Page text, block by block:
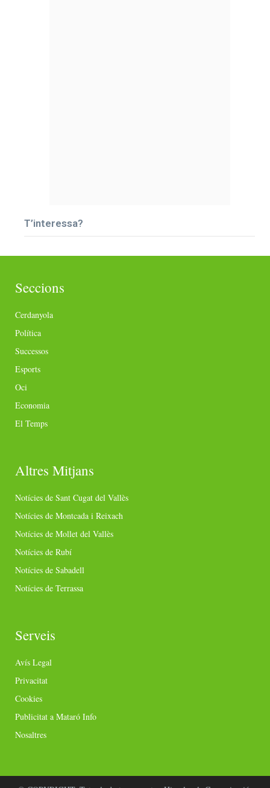
T’interessa?
Seccions
Cerdanyola
Política
Successos
Esports
Oci
Economia
El Temps
Altres Mitjans
Notícies de Sant Cugat del Vallès
Notícies de Montcada i Reixach
Notícies de Mollet del Vallès
Notícies de Rubí
Notícies de Sabadell
Notícies de Terrassa
Serveis
Avís Legal
Privacitat
Cookies
Publicitat a Mataró Info
Nosaltres